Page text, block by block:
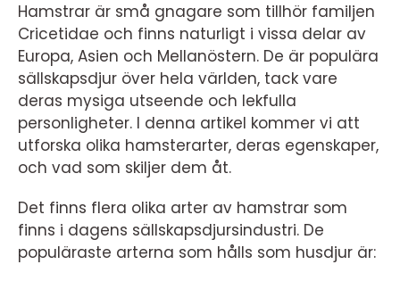
Hamstrar är små gnagare som tillhör familjen
Cricetidae och finns naturligt i vissa delar av
Europa, Asien och Mellanöstern. De är populära
sällskapsdjur över hela världen, tack vare
deras mysiga utseende och lekfulla
personligheter. I denna artikel kommer vi att
utforska olika hamsterarter, deras egenskaper,
och vad som skiljer dem åt.
Det finns flera olika arter av hamstrar som
finns i dagens sällskapsdjursindustri. De
populäraste arterna som hålls som husdjur är: